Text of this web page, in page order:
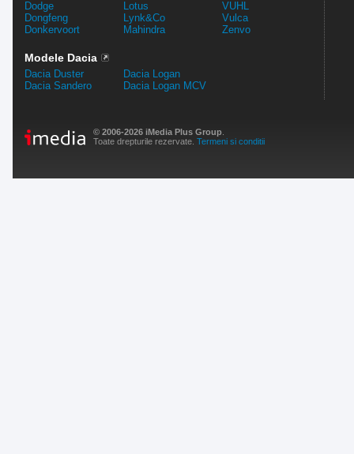
Dodge
Dongfeng
Donkervoort
Lotus
Lynk&Co
Mahindra
VUHL
Vulca
Zenvo
Modele Dacia
Dacia Duster
Dacia Sandero
Dacia Logan
Dacia Logan MCV
© 2006-2026 iMedia Plus Group
Toate drepturile rezervate. Termeni si conditii